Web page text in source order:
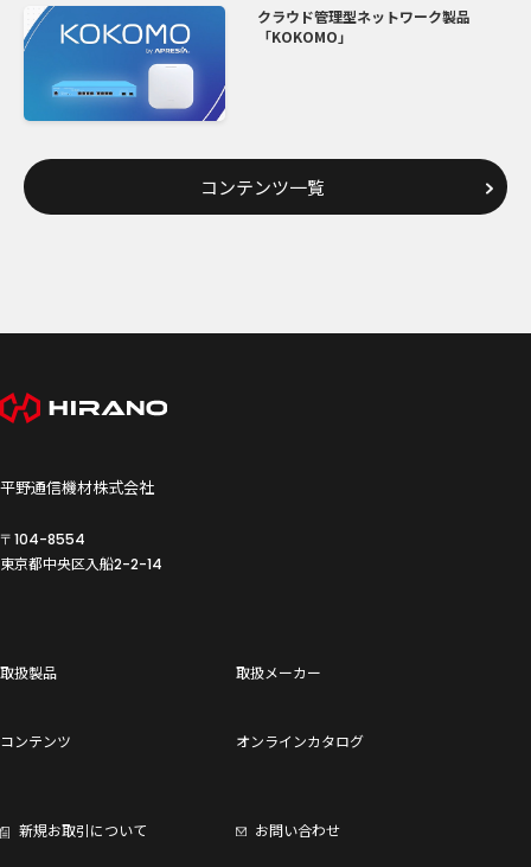
クラウド管理型ネットワーク製品
「KOKOMO」
コンテンツ一覧
平野通信機材株式会社
〒104-8554
東京都中央区入船2-2-14
取扱製品 取扱メーカー
コンテンツ オンラインカタログ
新規お取引について お問い合わせ